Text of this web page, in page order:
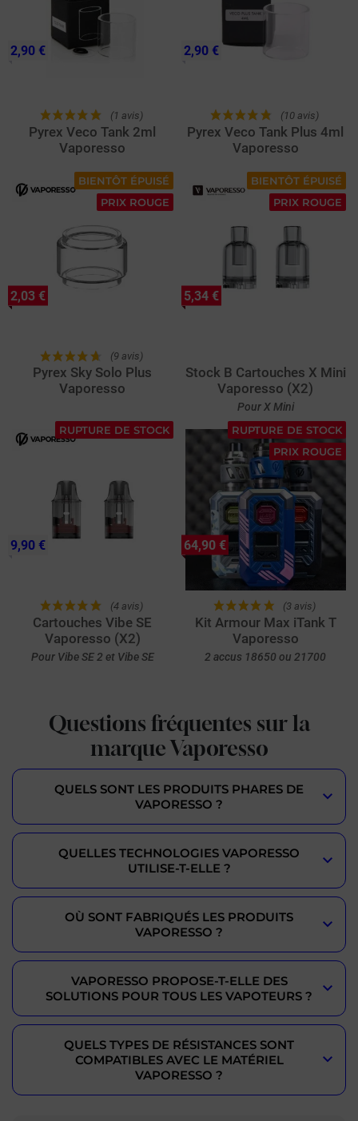
(1 avis)
Pyrex Veco Tank 2ml
Vaporesso
2,90 €
(10 avis)
Pyrex Veco Tank Plus 4ml
Vaporesso
2,90 €
BIENTÔT ÉPUISÉ
PRIX ROUGE
(9 avis)
Pyrex Sky Solo Plus
Vaporesso
2,03 €
BIENTÔT ÉPUISÉ
PRIX ROUGE
Stock B Cartouches X Mini
Vaporesso (X2)
Pour X Mini
5,34 €
RUPTURE DE STOCK
(4 avis)
Cartouches Vibe SE
Vaporesso (X2)
Pour Vibe SE 2 et Vibe SE
9,90 €
RUPTURE DE STOCK
PRIX ROUGE
(3 avis)
Kit Armour Max iTank T
Vaporesso
2 accus 18650 ou 21700
64,90 €
Questions fréquentes sur la
marque Vaporesso
QUELS SONT LES PRODUITS PHARES DE
VAPORESSO ?
QUELLES TECHNOLOGIES VAPORESSO
UTILISE-T-ELLE ?
OÙ SONT FABRIQUÉS LES PRODUITS
VAPORESSO ?
VAPORESSO PROPOSE-T-ELLE DES
SOLUTIONS POUR TOUS LES VAPOTEURS ?
QUELS TYPES DE RÉSISTANCES SONT
COMPATIBLES AVEC LE MATÉRIEL
VAPORESSO ?